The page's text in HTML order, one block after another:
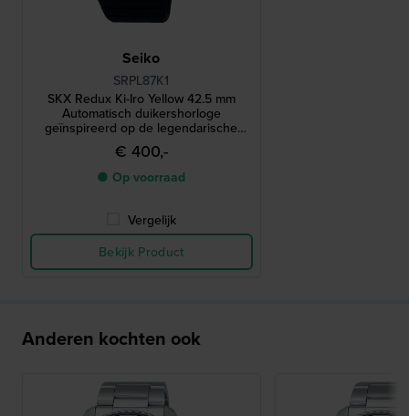
Seiko
SRPL87K1
SKX Redux Ki-Iro Yellow 42.5 mm
Automatisch duikershorloge
geïnspireerd op de legendarische
SKX399 uit 1998
€ 400,-
● Op voorraad
Vergelijk
Bekijk Product
Anderen kochten ook